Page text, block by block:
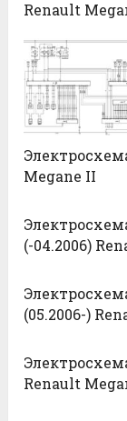
Renault
Megane II
(-04.2006)
(05.2006-)
Renault